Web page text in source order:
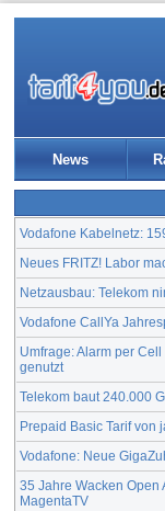
News
Vodafone Kabelnetz:
Neues FRITZ! Labor
Netzausbau: Telekom
Vodafone CallYa
Umfrage: Alarm per
genutzt
Telekom baut 240.000
Prepaid Basic Tarif von
Vodafone: Neue
35 Jahre Wacken Open
MagentaTV